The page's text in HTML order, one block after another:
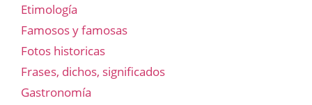
Etimología
Famosos y famosas
Fotos historicas
Frases, dichos, significados
Gastronomía